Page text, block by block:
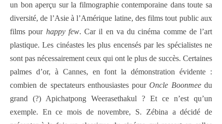
un bon aperçu sur la filmographie contemporaine dans toute sa
diversité, de l’Asie à l’Amérique latine, des films tout public aux
films pour happy few. Car il en va du cinéma comme de l’art
plastique. Les cinéastes les plus encensés par les spécialistes ne
sont pas nécessairement ceux qui ont le plus de succès. Certaines
palmes d’or, à Cannes, en font la démonstration évidente :
combien de spectateurs enthousiastes pourOncle Boonmeedu
grand (?) Apichatpong Weerasethakul ? Et ce n’est qu’un
exemple. En ce mois de novembre, S. Zébina a décidé de